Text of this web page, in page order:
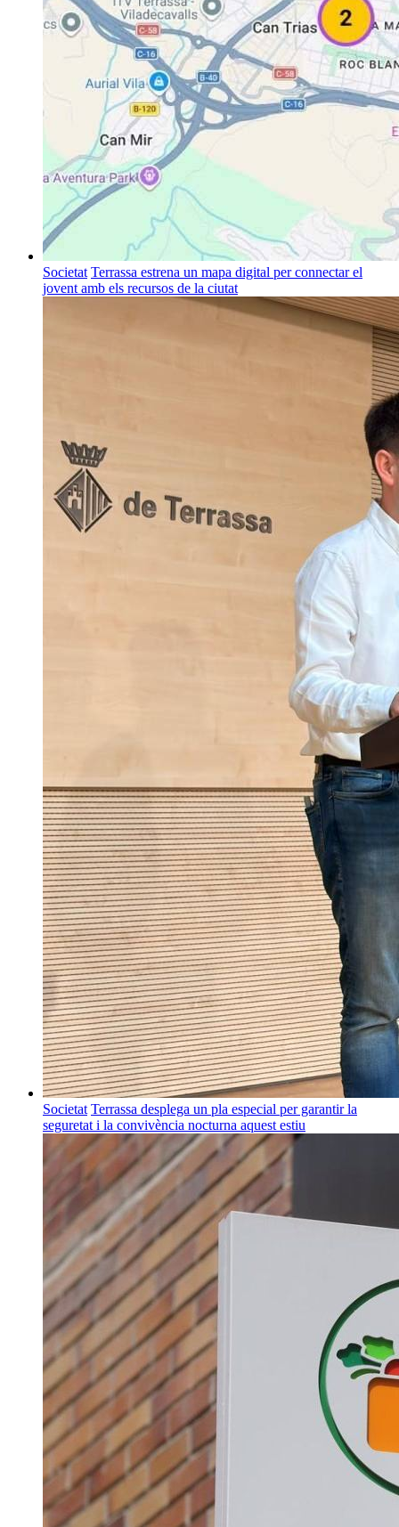
Societat Terrassa estrena un mapa digital per connectar el
jovent amb els recursos de la ciutat
Societat Terrassa desplega un pla especial per garantir la
seguretat i la convivència nocturna aquest estiu